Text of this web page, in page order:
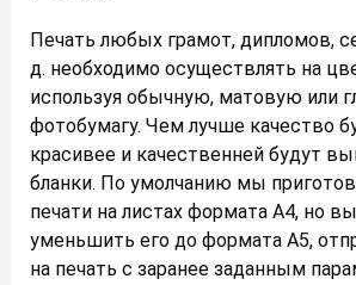
Печать любых грамот, дипломов,
д. необходимо осуществлять на
используя обычную, матовую или
фотобумагу. Чем лучше качество
красивее и качественней будут
бланки. По умолчанию мы
печати на листах формата А4, но
уменьшить его до формата А5,
на печать с заранее заданным